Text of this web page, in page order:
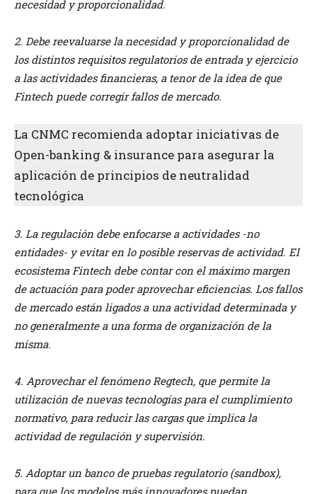
necesidad y proporcionalidad.
2. Debe reevaluarse la necesidad y proporcionalidad de
los distintos requisitos regulatorios de entrada y ejercicio
a las actividades financieras, a tenor de la idea de que
Fintech puede corregir fallos de mercado.
La CNMC recomienda adoptar iniciativas de
Open-banking & insurance para asegurar la
aplicación de principios de neutralidad
tecnológica
3. La regulación debe enfocarse a actividades -no
entidades- y evitar en lo posible reservas de actividad. El
ecosistema Fintech debe contar con el máximo margen
de actuación para poder aprovechar eficiencias. Los fallos
de mercado están ligados a una actividad determinada y
no generalmente a una forma de organización de la
misma.
4. Aprovechar el fenómeno Regtech, que permite la
utilización de nuevas tecnologías para el cumplimiento
normativo, para reducir las cargas que implica la
actividad de regulación y supervisión.
5. Adoptar un banco de pruebas regulatorio (sandbox),